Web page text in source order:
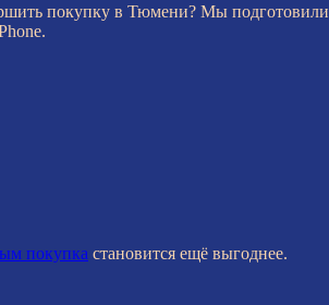
покупку в Тюмени? Мы
ым покупка становится ещё выгоднее.